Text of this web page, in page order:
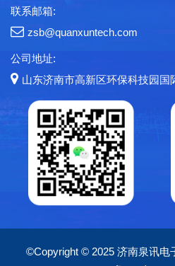
联系邮箱:
zsb@quanxuntech.com
公司地址:
山东济南市高新区环保科技园国
©Copyright © 2025 济南泉讯电